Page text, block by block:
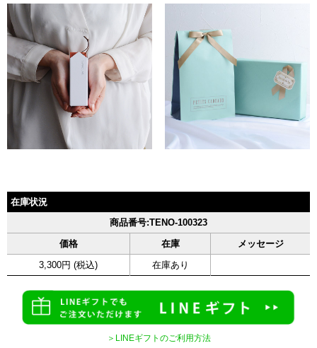
在庫状況
商品番号:TENO-100323
価格
在庫
メッセージ
3,300円 (税込)
在庫あり
＞LINEギフトのご利用方法